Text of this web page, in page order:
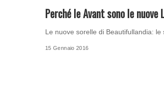
Perché le Avant sono le nuove
Le nuove sorelle di Beautifullandia: le
15 Gennaio 2016